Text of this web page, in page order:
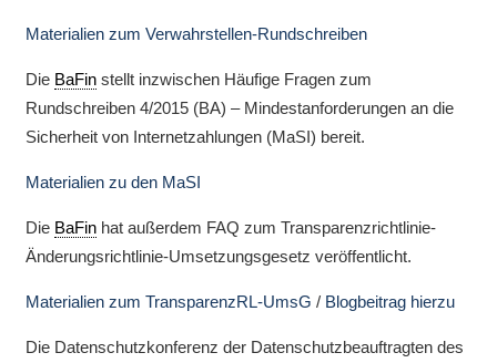
Materialien zum Verwahrstellen-Rundschreiben
Die BaFinstellt inzwischen Häufige Fragen zum
Rundschreiben 4/2015 (BA) – Mindestanforderungen an die
Sicherheit von Internetzahlungen (MaSI) bereit.
Materialien zu den MaSI
Die BaFinhat außerdem FAQ zum Transparenzrichtlinie-
Änderungsrichtlinie-Umsetzungsgesetz veröffentlicht.
Materialien zum TransparenzRL-UmsG / Blogbeitrag hierzu
Die Datenschutzkonferenz der Datenschutzbeauftragten des